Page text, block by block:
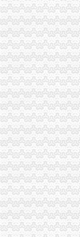
重庆分公司撤销
两年前搬家没注销
[公告]涪陵榨菜：关
四川九寨沟地震重
代理注销分公司
江西泛华保险代理
【办理公司注销十
公司注销_注销公
代办注销分公司
【图】代办北京市
广州公司注销流程_
赣州代办工商注册,
分公司营业执照注销
注销公司营业执照
快捷晋江注销公司,
呈贡县代办执照注
重庆注销税务
甘南公司注册_甘南
正青禾财务,专业的